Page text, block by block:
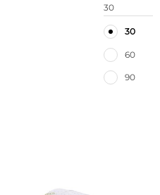
30
30
60
90